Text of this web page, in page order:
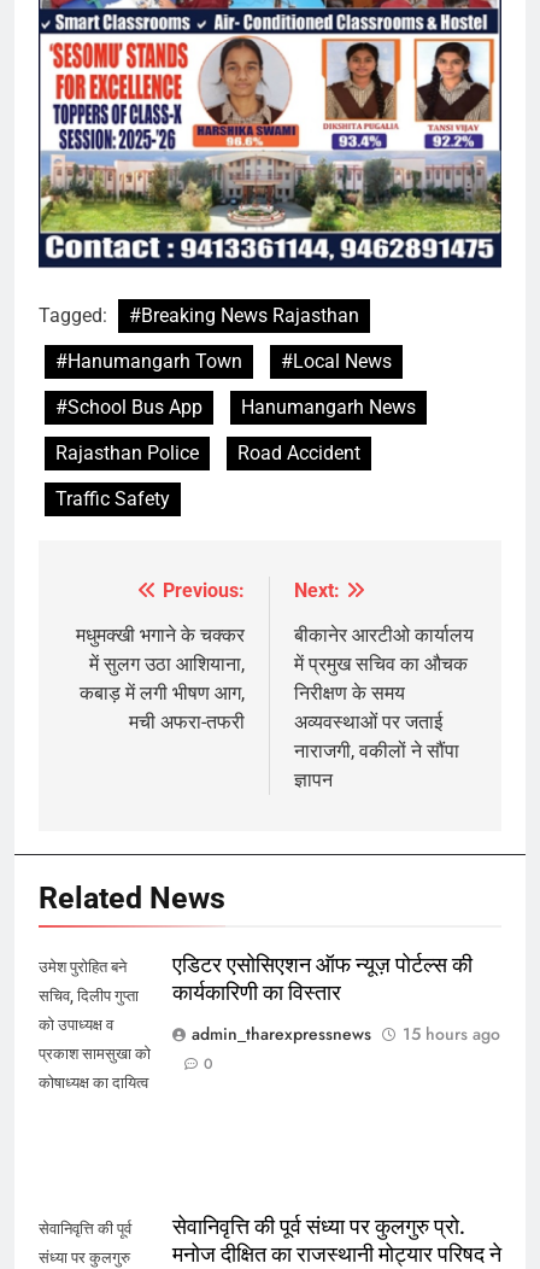
Tagged:
#Breaking News Rajasthan
#Hanumangarh Town
#Local News
#School Bus App
Hanumangarh News
Rajasthan Police
Road Accident
Traffic Safety
navigation
Previous:
मधुमक्खी भगाने के चक्कर
में सुलग उठा आशियाना,
कबाड़ में लगी भीषण आग,
मची अफरा-तफरी
Next:
बीकानेर आरटीओ कार्यालय
में प्रमुख सचिव का औचक
निरीक्षण के समय
अव्यवस्थाओं पर जताई
नाराजगी, वकीलों ने सौंपा
ज्ञापन
Related News
उमेश पुरोहित बने
सचिव, दिलीप गुप्ता
को उपाध्यक्ष व
प्रकाश सामसुखा को
कोषाध्यक्ष का दायित्व
एडिटर एसोसिएशन ऑफ न्यूज़ पोर्टल्स की
कार्यकारिणी का विस्तार
admin_tharexpressnews
15 hours ago
0
सेवानिवृत्ति की पूर्व
संध्या पर कुलगुरु
सेवानिवृत्ति की पूर्व संध्या पर कुलगुरु प्रो.
मनोज दीक्षित का राजस्थानी मोट्यार परिषद ने